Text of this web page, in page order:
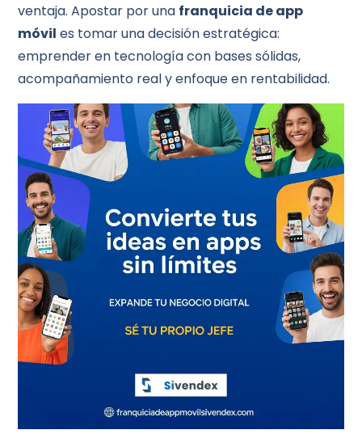
ventaja. Apostar por una franquicia de app
móvil es tomar una decisión estratégica:
emprender en tecnología con bases sólidas,
acompañamiento real y enfoque en rentabilidad.